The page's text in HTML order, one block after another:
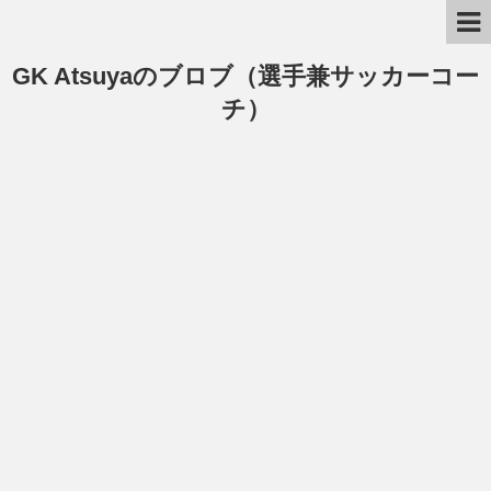
GK Atsuyaのブロブ（選手兼サッカーコー
チ）